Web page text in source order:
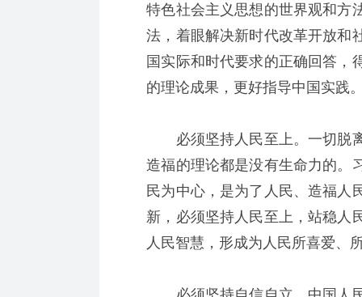
特色社会主义思想的世界观和方
法，着眼解决新时代改革开放和
国实际和时代要求的正确回答，
的理论成果，更好指导中国实践
必须坚持人民至上。一切脱离
造福的理论都是没有生命力的。
民为中心，是为了人民、造福人
新，必须坚持人民至上，站稳人
人民智慧，形成为人民所喜爱、